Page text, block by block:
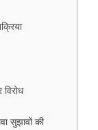
सुझावों की